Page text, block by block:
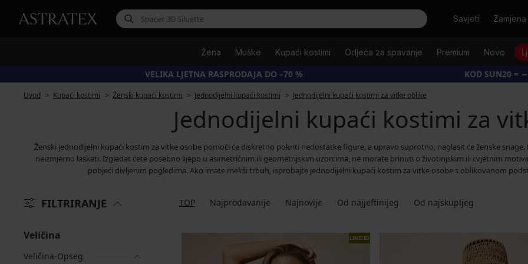
TražitiSavjeti
Žena Muške Kupaći kostimi Odjeća za spavanje Premium Novo
VELIKA LJETNA RASPRODAJA DO –70 % KOD SUN20 =
Uvod Kupaći kostimi Ženski kupaći kostimi Jednodijelni kupaći kostimi Jednodijelni kupaći kostimi za vitke oblike
Jednodijelni kupaći kostimi za
Ženski jednodijelni kupaći kostim za vitke osobe pomoći će diskretno pokriti nedostatke figure, a upravo suprotno, naglasit će ženske
neizmjerno laskati. Izgledat ćete posebno lijepo u asimetričnim ili geometrijskim uzorcima, ne morate brinuti o životinjskim ili cvjetnim
pobjeći divljenim pogledima. Ako imate mekši trbuh, isprobajte jednodijelni kupaći kostim za vitke osobe s oblikovanom
FILTRIRANJE TOP Najprodavanije Najnovije Od najjeftinijeg Od najskupljeg
Veličina
Veličina-Opseg
LIMITED